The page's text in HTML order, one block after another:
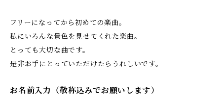
フリーになってから初めての楽曲。
私にいろんな景色を見せてくれた楽曲。
とっても大切な曲です。
是非お手にとっていただけたらうれしいです。
お名前入力（敬称込みでお願いします）